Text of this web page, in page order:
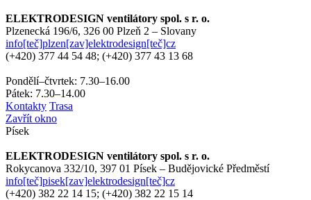
ELEKTRODESIGN ventilátory spol. s r. o.
Plzenecká 196/6, 326 00 Plzeň 2 – Slovany
info[teč]plzen[zav]elektrodesign[teč]cz
(+420) 377 44 54 48; (+420) 377 43 13 68
Pondělí–čtvrtek: 7.30–16.00
Pátek: 7.30–14.00
Kontakty Trasa
Zavřít okno
Písek
ELEKTRODESIGN ventilátory spol. s r. o.
Rokycanova 332/10, 397 01 Písek – Budějovické Předměstí
info[teč]pisek[zav]elektrodesign[teč]cz
(+420) 382 22 14 15; (+420) 382 22 15 14